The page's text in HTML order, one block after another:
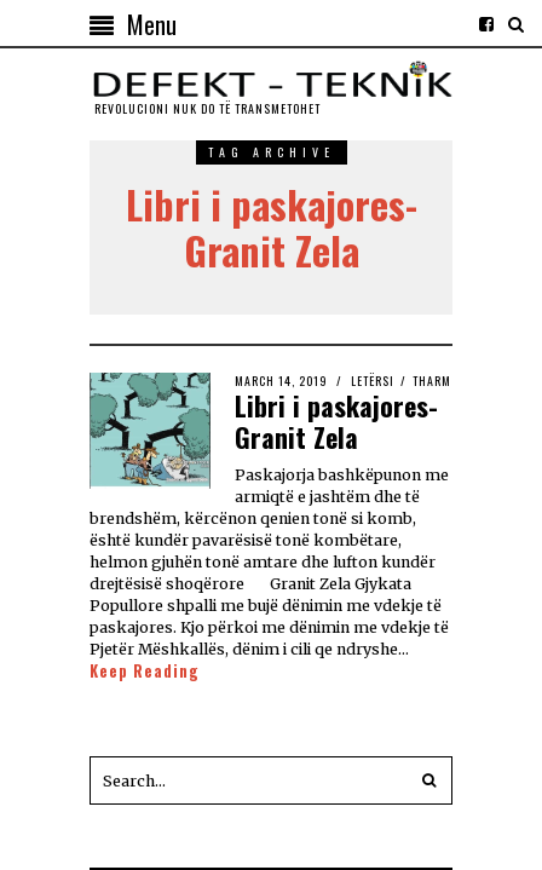
Menu
REVOLUCIONI NUK DO TЁ TRANSMETOHET
TAG ARCHIVE
Libri i paskajores-
Granit Zela
MARCH 14, 2019 LETËRSI / THARM
Libri i paskajores-
Granit Zela
Paskajorja bashkëpunon me
armiqtë e jashtëm dhe të
brendshëm, kërcënon qenien tonë si komb,
është kundër pavarësisë tonë kombëtare,
helmon gjuhën tonë amtare dhe lufton kundër
drejtësisë shoqërore Granit Zela Gjykata
Popullore shpalli me bujë dënimin me vdekje të
paskajores. Kjo përkoi me dënimin me vdekje të
Pjetër Mëshkallës, dënim i cili qe ndryshe…
Keep Reading